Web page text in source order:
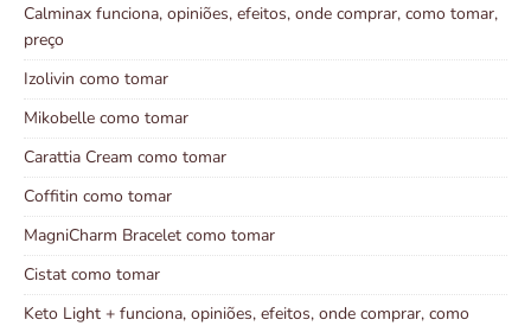
Calminax funciona, opiniões, efeitos, onde comprar, como tomar,
preço
Izolivin como tomar
Mikobelle como tomar
Carattia Cream como tomar
Coffitin como tomar
MagniCharm Bracelet como tomar
Cistat como tomar
Keto Light + funciona, opiniões, efeitos, onde comprar, como